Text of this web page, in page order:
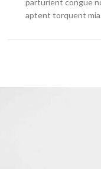
parturient congue
aptent torquent mia.